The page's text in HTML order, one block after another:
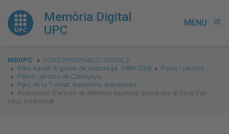
Memòria Digital
UPC
MENU menu
You
are
here:
MDUPC
FONS PERSONALS I SOCIALS
Fons Xavier Argimon de Vilardaga. 1989-2008
Parcs i jardins
Parcs i jardins de Catalunya
Parc de la Trinitat. Barcelona. Barcelonès
Alineacions d’arbres de diferents especies distribuïts al llarg d’un
talús enjardinat